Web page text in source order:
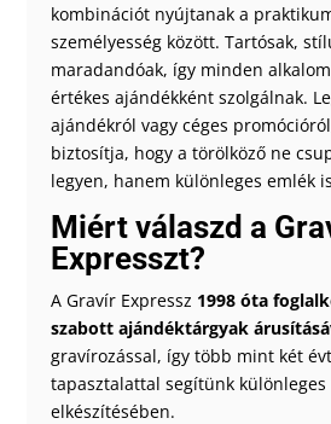
kombinációt nyújtanak a
személyesség között. Tartósak,
maradandóak, így minden
értékes ajándékként szolgálnak.
ajándékról vagy céges
biztosítja, hogy a törölköző ne
legyen, hanem különleges emlék
Miért válaszd a
Expresszt?
A Gravír Expressz 1998 óta
szabott ajándéktárgyak
gravírozással, így több mint két
tapasztalattal segítünk különleges
elkészítésében.